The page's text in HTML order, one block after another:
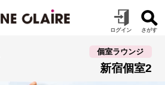
個室ラウンジ
新宿個室2